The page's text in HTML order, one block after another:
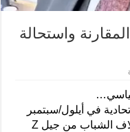
واستحالة
في أيلول/سبتمبر
2025 حدثاً سياسياً مدوّياً، حين خرج آلاف الشباب من جيل Z